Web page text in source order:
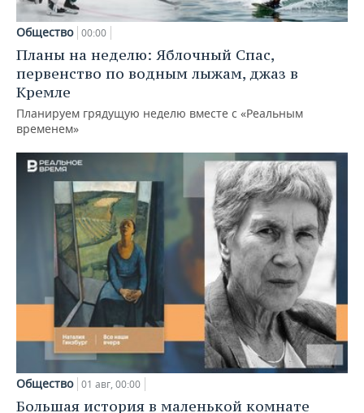
Общество 00:00
Планы на неделю: Яблочный Спас,
первенство по водным лыжам, джаз в
Кремле
Планируем грядущую неделю вместе с «Реальным
временем»
Общество 01 авг, 00:00
Большая история в маленькой комнате